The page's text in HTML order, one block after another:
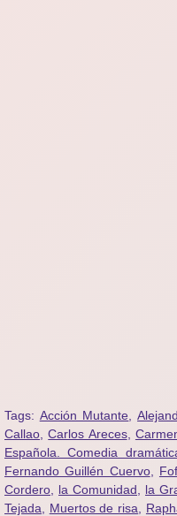
Tags: Acción Mutante ,
Callao ,Carlos Areces,
Española. Comedia
Fernando Guillén Cuervo,
Cordero
la Comunidad la
Tejada
Muertos de risa